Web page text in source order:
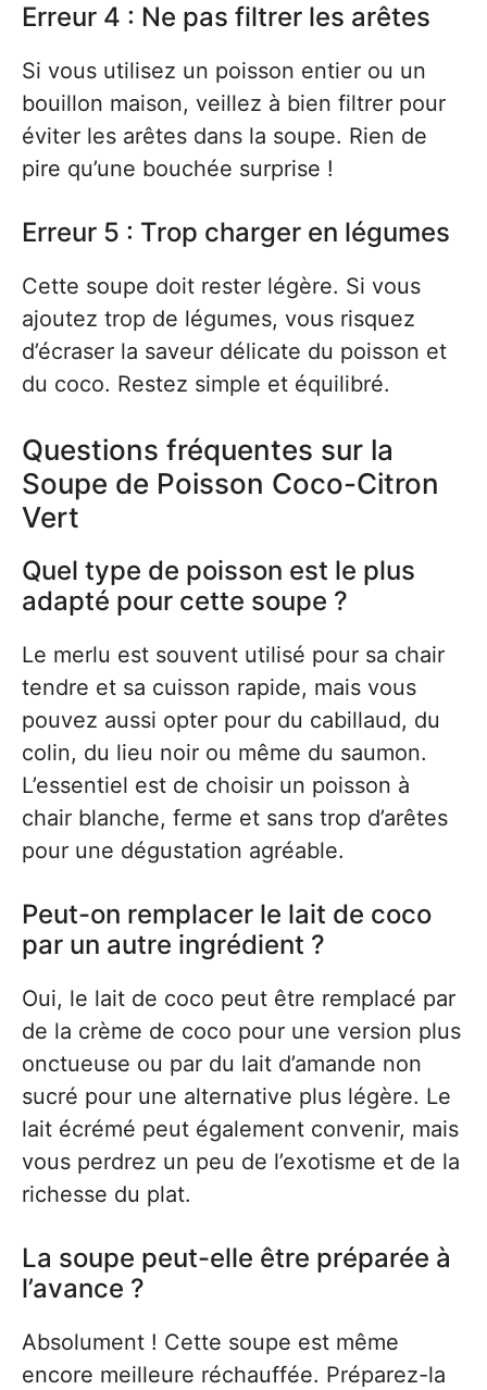
Erreur 4 : Ne pas filtrer les arêtes
Si vous utilisez un poisson entier ou un
bouillon maison, veillez à bien filtrer pour
éviter les arêtes dans la soupe. Rien de
pire qu’une bouchée surprise !
Erreur 5 : Trop charger en légumes
Cette soupe doit rester légère. Si vous
ajoutez trop de légumes, vous risquez
d’écraser la saveur délicate du poisson et
du coco. Restez simple et équilibré.
Questions fréquentes sur la
Soupe de Poisson Coco-Citron
Vert
Quel type de poisson est le plus
adapté pour cette soupe ?
Le merlu est souvent utilisé pour sa chair
tendre et sa cuisson rapide, mais vous
pouvez aussi opter pour du cabillaud, du
colin, du lieu noir ou même du saumon.
L’essentiel est de choisir un poisson à
chair blanche, ferme et sans trop d’arêtes
pour une dégustation agréable.
Peut-on remplacer le lait de coco
par un autre ingrédient ?
Oui, le lait de coco peut être remplacé par
de la crème de coco pour une version plus
onctueuse ou par du lait d’amande non
sucré pour une alternative plus légère. Le
lait écrémé peut également convenir, mais
vous perdrez un peu de l’exotisme et de la
richesse du plat.
La soupe peut-elle être préparée à
l’avance ?
Absolument ! Cette soupe est même
encore meilleure réchauffée. Préparez-la